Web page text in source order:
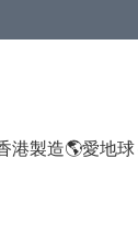
港製造🌎愛地